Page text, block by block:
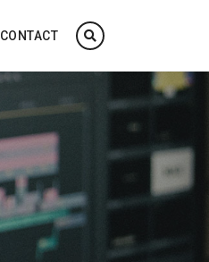
CONTACT